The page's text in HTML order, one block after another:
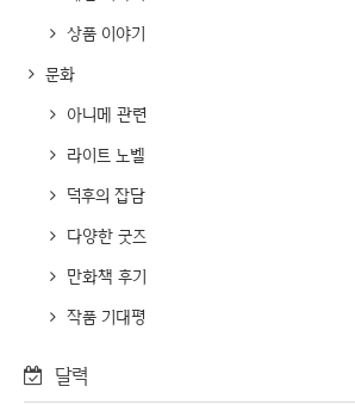
상품 이야기
문화
아니메 관련
라이트 노벨
덕후의 잡담
다양한 굿즈
만화책 후기
작품 기대평
달력